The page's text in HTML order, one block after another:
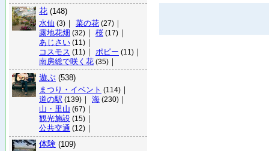
花 (148)
水仙 (3) ｜ 菜の花 (27) ｜
露地花畑 (32) ｜ 桜 (17) ｜
あじさい (11) ｜
コスモス (11) ｜ ポピー (11) ｜
南房総で咲く花 (35) ｜
遊ぶ (538)
まつり・イベント (114) ｜
道の駅 (139) ｜ 海 (230) ｜
山・里山 (67) ｜
観光施設 (15) ｜
公共交通 (12) ｜
体験 (109)